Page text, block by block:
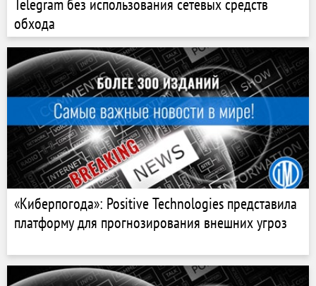
Telegram без использования сетевых средств
обхода
«Киберпогода»: Positive Technologies представила
платформу для прогнозирования внешних угроз